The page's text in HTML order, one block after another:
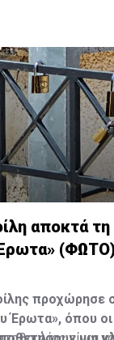
αποκτά τη
προχώρησε
Έρωτα», όπου